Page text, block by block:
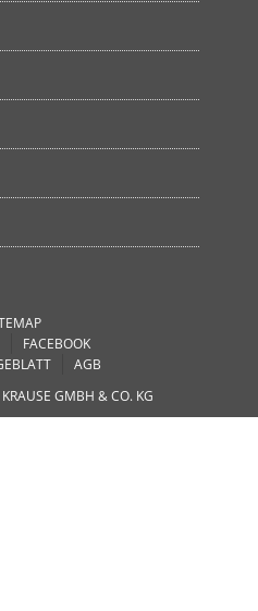
FACEBOOK
AGB
GMBH & CO. KG